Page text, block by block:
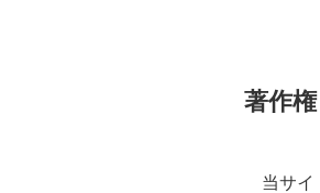
著作権
当サイ